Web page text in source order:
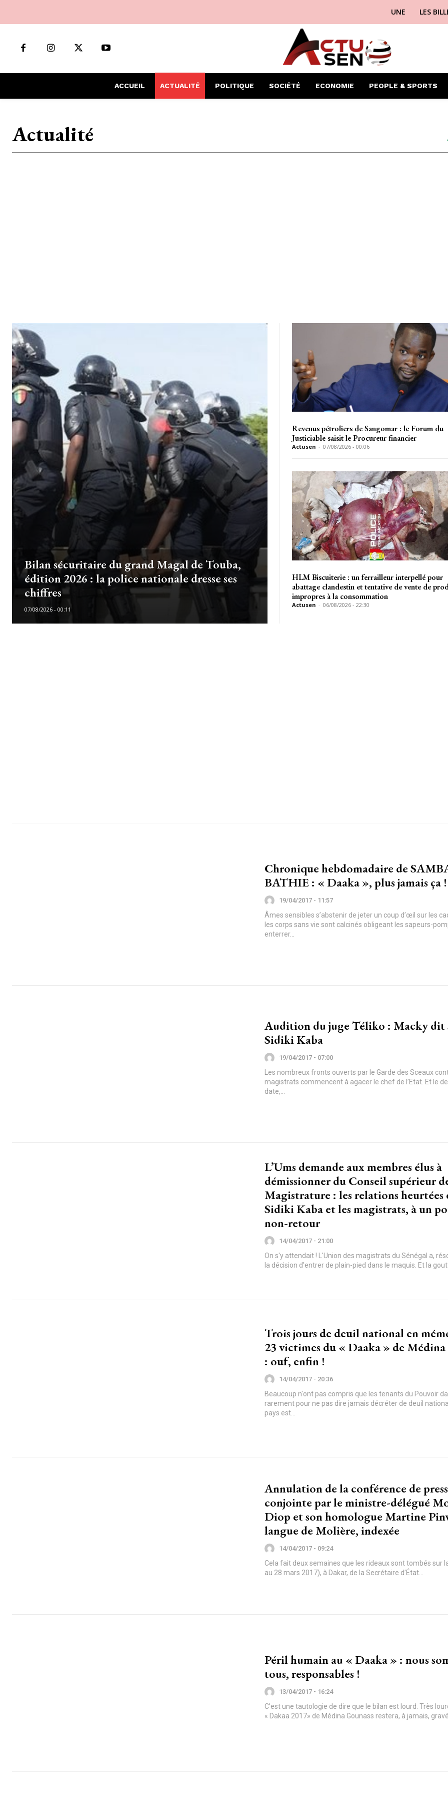
UNE LES
ACCUEIL ACTUALITÉ POLITIQUE SOCIÉTÉ ECONOMIE PEOPLE & SPORTS
Actualité
Bilan sécuritaire du grand Magal de Touba,
édition 2026 : la police nationale dresse ses
chiffres
07/08/2026 - 00:11
Revenus pétroliers de Sangomar : le Forum du
Justiciable saisit le Procureur financier
Actusen - 07/08/2026 - 00:06
HLM Biscuiterie : un ferrailleur interpellé pour
abattage clandestin et tentative de vente de
impropres à la consommation
Actusen - 06/08/2026 - 22:30
Chronique hebdomadaire de
BATHIE : « Daaka », plus jamais ça !
19/04/2017 - 11:57
Âmes sensibles s’abstenir de jeter un coup d’œil sur les
les corps sans vie sont calcinés obligeant les sapeurs-
enterrer...
Audition du juge Téliko : Macky dit
Sidiki Kaba
19/04/2017 - 07:00
Les nombreux fronts ouverts par le Garde des Sceaux
magistrats commencent à agacer le chef de l’Etat. Et le
date,...
L’Ums demande aux membres élus à
démissionner du Conseil supérieur
Magistrature : les relations heurtées
Sidiki Kaba et les magistrats, à un
non-retour
14/04/2017 - 21:00
On s'y attendait ! L'Union des magistrats du Sénégal a,
la décision d'entrer de plain-pied dans le maquis. Et la
Trois jours de deuil national en
23 victimes du « Daaka » de Médina
: ouf, enfin !
14/04/2017 - 20:36
Beaucoup n'ont pas compris que les tenants du Pouvoir
rarement pour ne pas dire jamais décréter de deuil
pays est...
Annulation de la conférence de
conjointe par le ministre-délégué
Diop et son homologue Martine
langue de Molière, indexée
14/04/2017 - 09:24
Cela fait deux semaines que les rideaux sont tombés sur
au 28 mars 2017), à Dakar, de la Secrétaire d’État...
Péril humain au « Daaka » : nous
tous, responsables !
13/04/2017 - 16:24
C’est une tautologie de dire que le bilan est lourd. Très
« Dakaa 2017» de Médina Gounass restera, à jamais,